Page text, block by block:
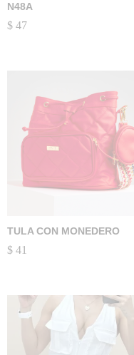
N48A
$ 47
TULA CON MONEDERO
$ 41